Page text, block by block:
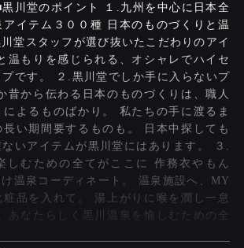
川堂のポイント １.九州を中心に日本全
アイテム３００種 日本のものづくりと温
堂スタッフが選び抜いたこだわりのアイ
温もりを感じられる、オシャレでハイセ
プです。 ２.黒川堂でしか手に入らないプ
昔から伝わる日本のものづくりは、職人
よるものばかり。 私たちの手に渡るま
い期間要するものも。 日本中探しても
いアイテムが黒川堂にはあります。 ３.
しむための全てがここに 作務衣やもん
温泉コーディネート。 温泉施設へ、MY
品を入れて。 湯上がりに喉を潤し一息
あなたらしく黒川温泉を愉しむための全